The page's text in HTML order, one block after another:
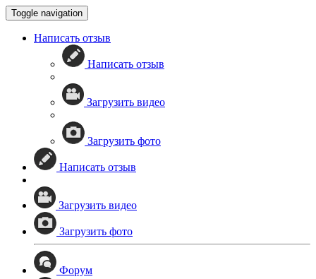
Toggle navigation
Написать отзыв
Написать отзыв
Загрузить видео
Загрузить фото
Написать отзыв
Загрузить видео
Загрузить фото
Форум